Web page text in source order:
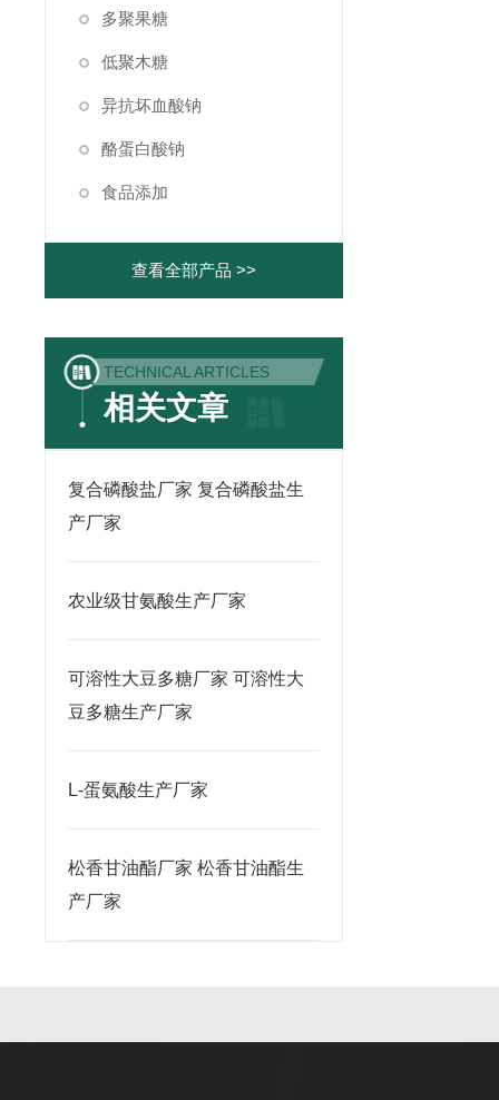
多聚果糖
低聚木糖
异抗坏血酸钠
酪蛋白酸钠
食品添加
查看全部产品 >>
TECHNICAL ARTICLES
相关文章
复合磷酸盐厂家 复合磷酸盐生
产厂家
农业级甘氨酸生产厂家
可溶性大豆多糖厂家 可溶性大
豆多糖生产厂家
L-蛋氨酸生产厂家
松香甘油酯厂家 松香甘油酯生
产厂家